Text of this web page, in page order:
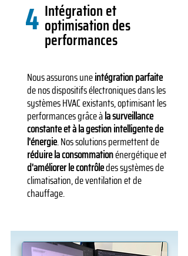
4 Intégration et
optimisation des
performances
Nous assurons uneintégration parfaite
de nos dispositifs électroniques dans les
systèmes HVAC existants, optimisant les
performances grâce àla surveillance
constante et à la gestion intelligente de
l'énergie. Nos solutions permettent de
réduire la consommationénergétique et
d'améliorer le contrôledes systèmes de
climatisation, de ventilation et de
chauffage.